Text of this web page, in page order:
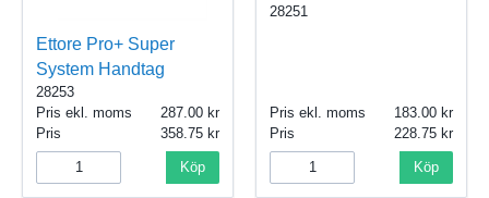
Ettore Pro+ Super
System Handtag
28253
Pris ekl. moms
287.00
Pris
358.75
Köp
28251
Pris ekl. moms
183.00
Pris
228.75
Köp